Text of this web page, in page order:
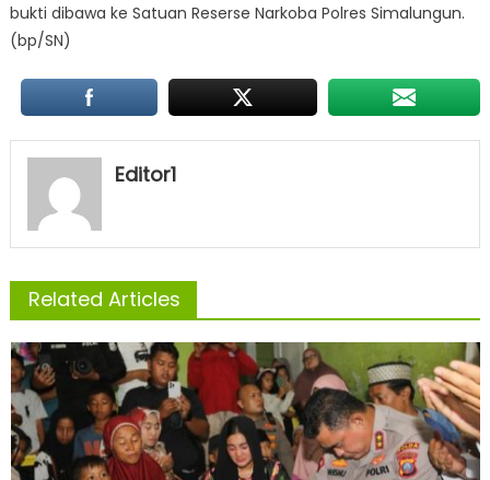
bukti dibawa ke Satuan Reserse Narkoba Polres Simalungun.
(bp/SN)
Editor1
Related Articles